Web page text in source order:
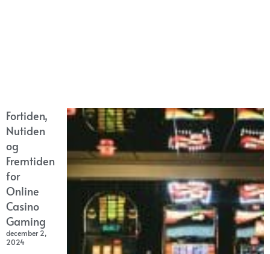
Fortiden,
Nutiden
og
Fremtiden
for
Online
Casino
Gaming
december 2,
2024